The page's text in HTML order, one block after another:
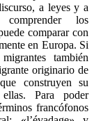
a leyes y a
comprender los
comparar con
en Europa. Si
también
originario de
construyen su
Para poder
francófonos